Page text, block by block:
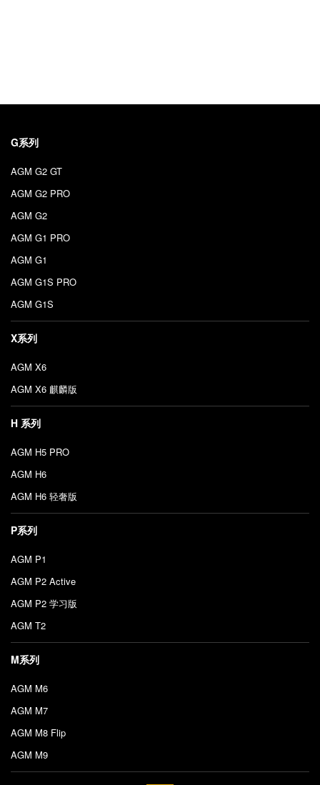
G系列
AGM G2 GT
AGM G2 PRO
AGM G2
AGM G1 PRO
AGM G1
AGM G1S PRO
AGM G1S
X系列
AGM X6
AGM X6 麒麟版
H 系列
AGM H5 PRO
AGM H6
AGM H6 轻奢版
P系列
AGM P1
AGM P2 Active
AGM P2 学习版
AGM T2
M系列
AGM M6
AGM M7
AGM M8 Flip
AGM M9